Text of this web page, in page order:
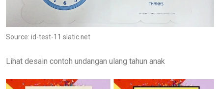
Source: id-test-11.slatic.net
Lihat desain contoh undangan ulang tahun anak